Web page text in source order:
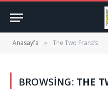
Anasayfa » The Two Franz’s
BROWSING: THE